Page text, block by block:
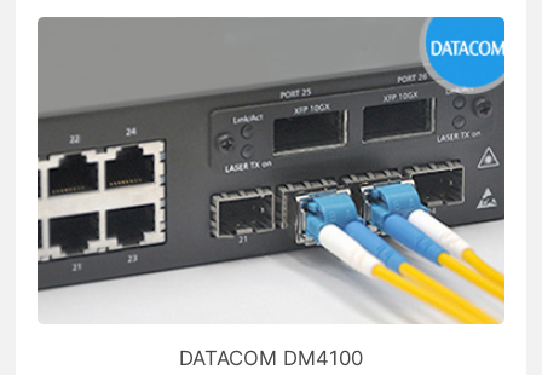
DATACOM DM4100